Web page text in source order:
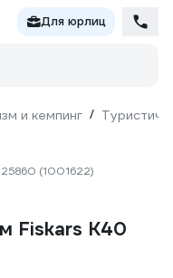
Для юрлиц
и кемпинг /
(1001622)
Fiskars K40